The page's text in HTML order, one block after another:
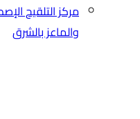
مركز التلقيح
والماعز بالشرق